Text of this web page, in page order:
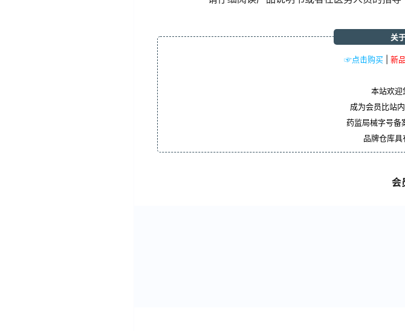
☞点击购买 新
关
本站欢迎
成为会员比站
药监局械字号备
品牌仓库具
会